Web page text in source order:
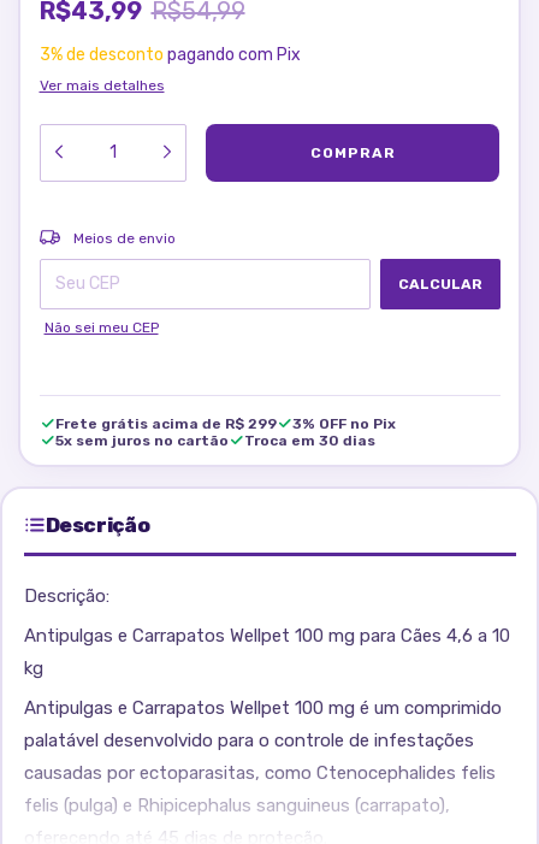
R$43,99 R$54,99
3% de desconto pagando com Pix
Ver mais detalhes
Entregas para o CEP:
Meios de envio
CALCULAR
Não sei meu CEP
Frete grátis acima de R$ 299
3% OFF no Pix
5x sem juros no cartão
Troca em 30 dias
Descrição
Descrição:
Antipulgas e Carrapatos Wellpet 100 mg para Cães 4,6 a 10
kg
Antipulgas e Carrapatos Wellpet 100 mg é um comprimido
palatável desenvolvido para o controle de infestações
causadas por ectoparasitas, como Ctenocephalides felis
felis (pulga) e Rhipicephalus sanguineus (carrapato),
oferecendo até 45 dias de proteção.